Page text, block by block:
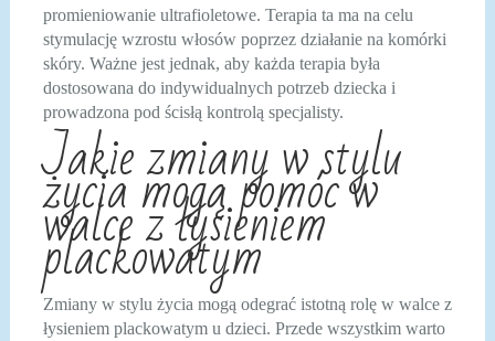
promieniowanie ultrafioletowe. Terapia ta ma na celu
stymulację wzrostu włosów poprzez działanie na komórki
skóry. Ważne jest jednak, aby każda terapia była
dostosowana do indywidualnych potrzeb dziecka i
prowadzona pod ścisłą kontrolą specjalisty.
Jakie zmiany w stylu
życia mogą pomóc w
walce z łysieniem
plackowatym
Zmiany w stylu życia mogą odegrać istotną rolę w walce z
łysieniem plackowatym u dzieci. Przede wszystkim warto